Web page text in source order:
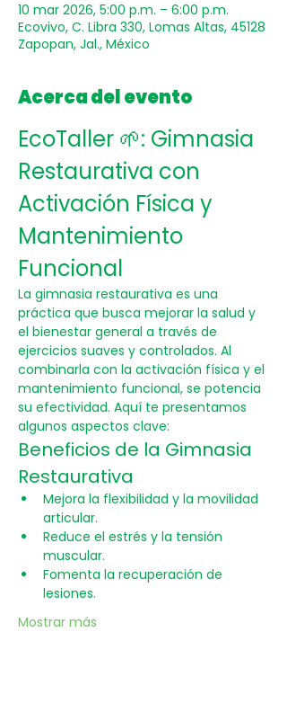
10 mar 2026, 5:00 p.m. – 6:00 p.m.
Ecovivo, C. Libra 330, Lomas Altas, 45128
Zapopan, Jal., México
Acerca del evento
EcoTaller 🌱: Gimnasia
Restaurativa con
Activación Física y
Mantenimiento
Funcional
La gimnasia restaurativa es una
práctica que busca mejorar la salud y
el bienestar general a través de
ejercicios suaves y controlados. Al
combinarla con la activación física y el
mantenimiento funcional, se potencia
su efectividad. Aquí te presentamos
algunos aspectos clave:
Beneficios de la Gimnasia
Restaurativa
Mejora la flexibilidad y la movilidad
articular.
Reduce el estrés y la tensión
muscular.
Fomenta la recuperación de
lesiones.
Mostrar más